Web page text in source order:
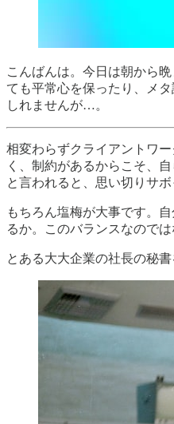
こんばんは。今日は朝から
ても平常心を保ったり、メ
しれませんが…。
相変わらずクライアントワ
く、制約があるからこそ、
と言われると、思い切りサ
もちろん塩梅が大事です。
るか。このバランスなのでは
とある大大企業の社長の秘